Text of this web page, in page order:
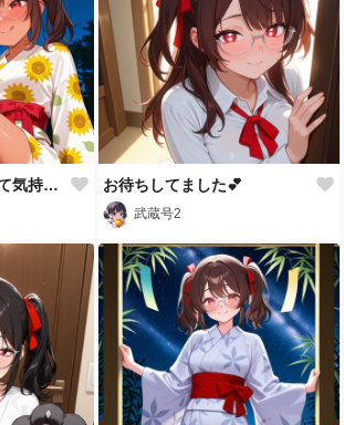
プールに足浸すのって気持ちいい💕 お待ちしてました💕
武蔵号2